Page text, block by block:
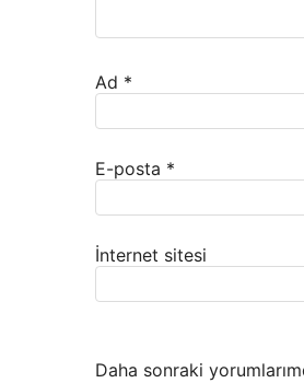
Ad *
E-posta *
İnternet sitesi
Daha sonraki